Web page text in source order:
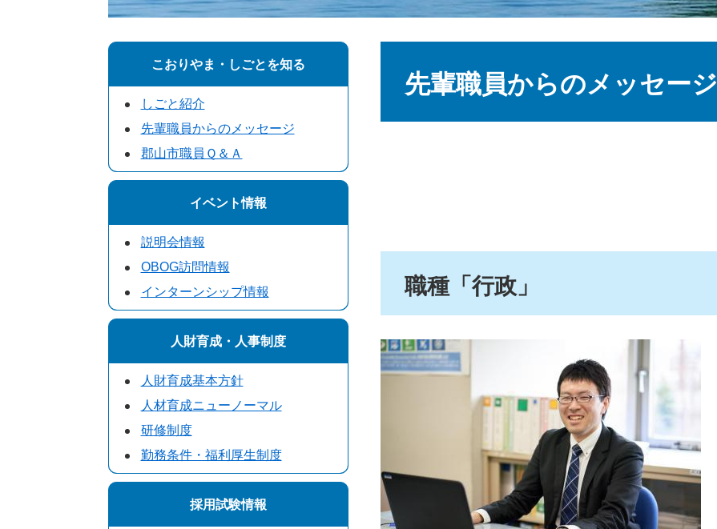
先輩職員からのメッセージ
職種「行政」
こおりやま・しごとを知る
しごと紹介
先輩職員からのメッセージ
郡山市職員Ｑ＆Ａ
イベント情報
説明会情報
OBOG訪問情報
インターンシップ情報
人財育成・人事制度
人財育成基本方針
人材育成ニューノーマル
研修制度
勤務条件・福利厚生制度
採用試験情報